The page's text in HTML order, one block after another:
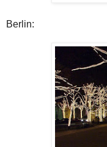
Berlin: